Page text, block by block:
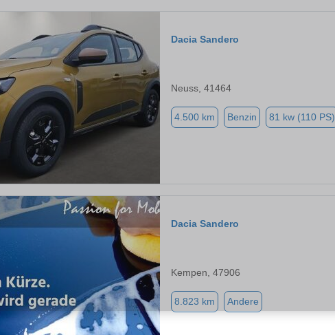
Dacia Sandero
Neuss, 41464
4.500 km Benzin 81 kw (110 PS)
Dacia Sandero
Kempen, 47906
8.823 km Andere